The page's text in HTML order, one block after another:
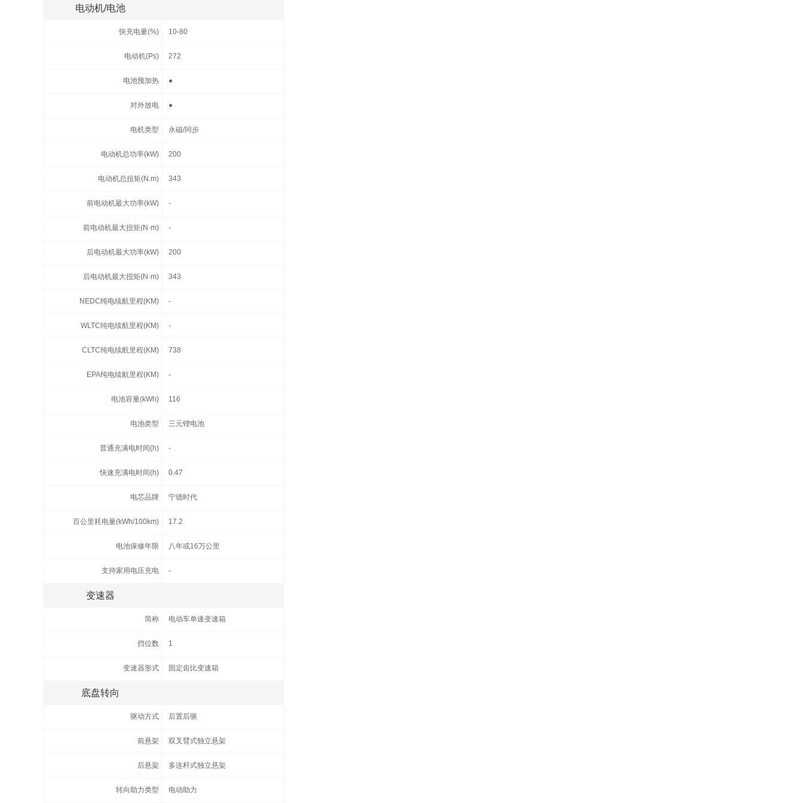
电动机/电池
快充电量(%) 10-80
电动机(Ps) 272
电池预加热 ●
对外放电 ●
电机类型 永磁/同步
电动机总功率(kW) 200
电动机总扭矩(N.m) 343
前电动机最大功率(kW) -
前电动机最大扭矩(N·m) -
后电动机最大功率(kW) 200
后电动机最大扭矩(N·m) 343
NEDC纯电续航里程(KM) -
WLTC纯电续航里程(KM) -
CLTC纯电续航里程(KM) 738
EPA纯电续航里程(KM) -
电池容量(kWh) 116
电池类型 三元锂电池
普通充满电时间(h) -
快速充满电时间(h) 0.47
电芯品牌 宁德时代
百公里耗电量(kWh/100km) 17.2
电池保修年限 八年或16万公里
支持家用电压充电 -
变速器
简称 电动车单速变速箱
挡位数 1
变速器形式 固定齿比变速箱
底盘转向
驱动方式 后置后驱
前悬架 双叉臂式独立悬架
后悬架 多连杆式独立悬架
转向助力类型 电动助力